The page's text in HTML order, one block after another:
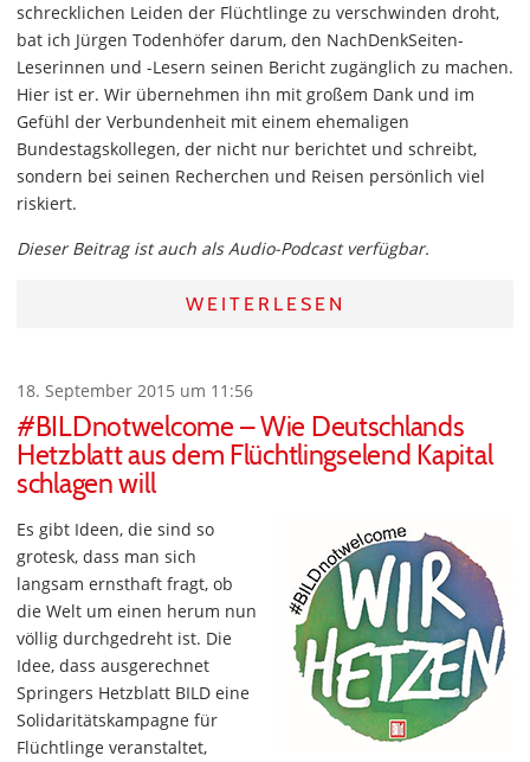
schrecklichen Leiden der Flüchtlinge zu verschwinden droht,
bat ich Jürgen Todenhöfer darum, den NachDenkSeiten-
Leserinnen und -Lesern seinen Bericht zugänglich zu machen.
Hier ist er. Wir übernehmen ihn mit großem Dank und im
Gefühl der Verbundenheit mit einem ehemaligen
Bundestagskollegen, der nicht nur berichtet und schreibt,
sondern bei seinen Recherchen und Reisen persönlich viel
riskiert.
Dieser Beitrag ist auch als Audio-Podcast verfügbar.
WEITERLESEN
18. September 2015 um 11:56
#BILDnotwelcome – Wie Deutschlands
Hetzblatt aus dem Flüchtlingselend Kapital
schlagen will
Es gibt Ideen, die sind so
grotesk, dass man sich
langsam ernsthaft fragt, ob
die Welt um einen herum nun
völlig durchgedreht ist. Die
Idee, dass ausgerechnet
Springers Hetzblatt BILD eine
Solidaritätskampagne für
Flüchtlinge veranstaltet,